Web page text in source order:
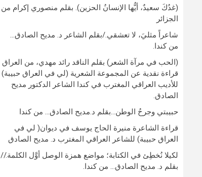
(غدُكَ سعيدٌ، أيُّها الإنسانُ الحزين). بقلم منصوري إكرام من
الجزائر
شاعراً مثليَ، لا تعشقي./بقلم الشاعر د. مديح الصادق…
من كندا.
(الحب في مرآة الشعر) بقلم الناقد رائد مهدي، من العراق
قراءة نقدية عن المجموعة الشعرية (لي في العراق حبيبة)
للأديب العراقي المغترب في كندا الشاعر الدكتور مديح
الصادق.
حبيبتي وجرحُ الوطن…بقلم د.مديح الصادق… من كندا
قراءة الشاعرة منيرة الحاج يوسف في ديوان( لي في
العراق حبيبة) للشاعر العراقي المغترب د. مديح الصادق
لكيلا نُخطِئ في الكتابة؛ مواضع همزة الوصل أوَّل الكلمة.//
بقلم د. مديح الصادق… من كندا.